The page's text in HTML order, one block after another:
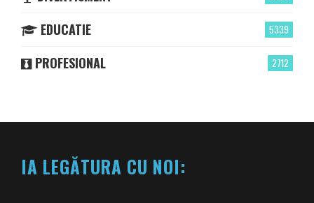
5339
EDUCATIE
2712
PROFESIONAL
IA LEGĂTURA CU NOI: